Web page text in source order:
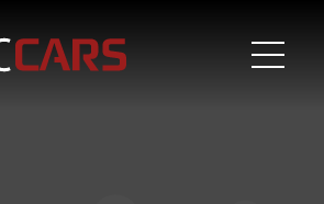
LEASING